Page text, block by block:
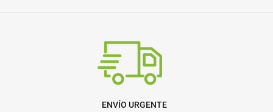
ENVÍO URGENTE